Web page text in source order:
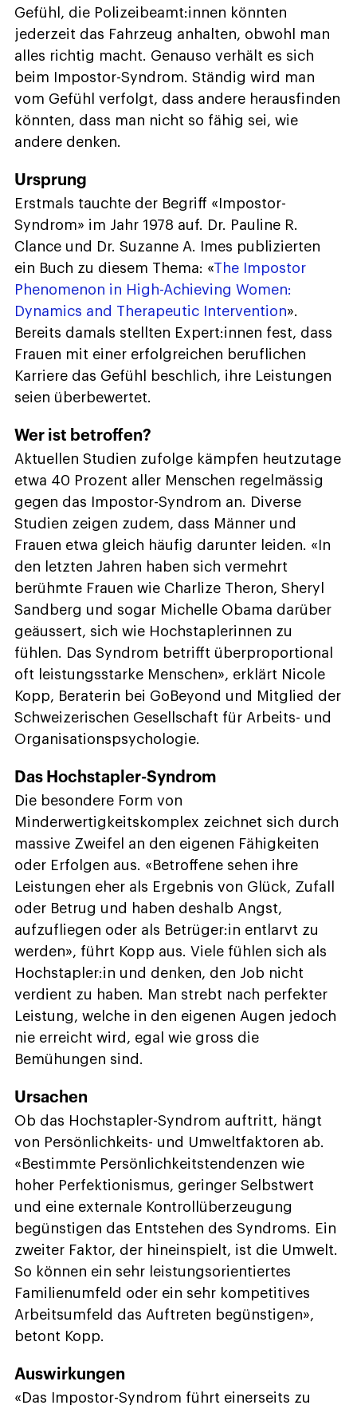
Gefühl, die Polizeibeamt:innen könnten
jederzeit das Fahrzeug anhalten, obwohl man
alles richtig macht. Genauso verhält es sich
beim Impostor-Syndrom. Ständig wird man
vom Gefühl verfolgt, dass andere herausfinden
könnten, dass man nicht so fähig sei, wie
andere denken.
Ursprung
Erstmals tauchte der Begriff «Impostor-
Syndrom» im Jahr 1978 auf. Dr. Pauline R.
Clance und Dr. Suzanne A. Imes publizierten
ein Buch zu diesem Thema: «The Impostor
Phenomenon in High-Achieving Women:
Dynamics and Therapeutic Intervention».
Bereits damals stellten Expert:innen fest, dass
Frauen mit einer erfolgreichen beruflichen
Karriere das Gefühl beschlich, ihre Leistungen
seien überbewertet.
Wer ist betroffen?
Aktuellen Studien zufolge kämpfen heutzutage
etwa 40 Prozent aller Menschen regelmässig
gegen das Impostor-Syndrom an. Diverse
Studien zeigen zudem, dass Männer und
Frauen etwa gleich häufig darunter leiden. «In
den letzten Jahren haben sich vermehrt
berühmte Frauen wie Charlize Theron, Sheryl
Sandberg und sogar Michelle Obama darüber
geäussert, sich wie Hochstaplerinnen zu
fühlen. Das Syndrom betrifft überproportional
oft leistungsstarke Menschen», erklärt Nicole
Kopp, Beraterin bei GoBeyond und Mitglied der
Schweizerischen Gesellschaft für Arbeits- und
Organisationspsychologie.
Das Hochstapler-Syndrom
Die besondere Form von
Minderwertigkeitskomplex zeichnet sich durch
massive Zweifel an den eigenen Fähigkeiten
oder Erfolgen aus. «Betroffene sehen ihre
Leistungen eher als Ergebnis von Glück, Zufall
oder Betrug und haben deshalb Angst,
aufzufliegen oder als Betrüger:in entlarvt zu
werden», führt Kopp aus. Viele fühlen sich als
Hochstapler:in und denken, den Job nicht
verdient zu haben. Man strebt nach perfekter
Leistung, welche in den eigenen Augen jedoch
nie erreicht wird, egal wie gross die
Bemühungen sind.
Ursachen
Ob das Hochstapler-Syndrom auftritt, hängt
von Persönlichkeits- und Umweltfaktoren ab.
«Bestimmte Persönlichkeitstendenzen wie
hoher Perfektionismus, geringer Selbstwert
und eine externale Kontrollüberzeugung
begünstigen das Entstehen des Syndroms. Ein
zweiter Faktor, der hineinspielt, ist die Umwelt.
So können ein sehr leistungsorientiertes
Familienumfeld oder ein sehr kompetitives
Arbeitsumfeld das Auftreten begünstigen»,
betont Kopp.
Auswirkungen
«Das Impostor-Syndrom führt einerseits zu